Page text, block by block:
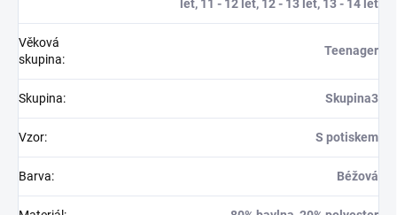
let, 11 - 12 let, 12 - 13 let, 13 - 14 let
Věková
skupina:
Teenager
Skupina: Skupina3
Vzor: S potiskem
Barva: Béžová